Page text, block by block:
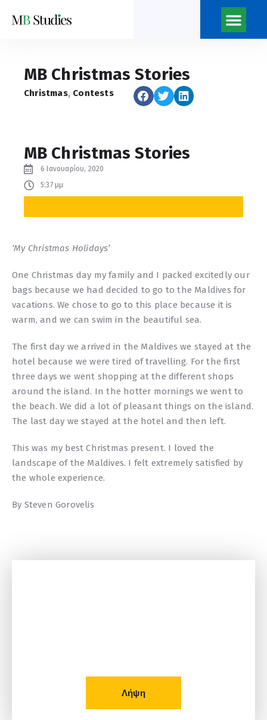
MB Christmas Stories
Christmas, Contests
MB Christmas Stories
6 Ιανουαρίου, 2020
5:37 μμ
‘My Christmas Holidays’
One Christmas day my family and I packed excitedly our
bags because we had decided to go to the Maldives for
vacations. We chose to go to this place because it is
warm, and we can swim in the beautiful sea.
The first day we arrived in the Maldives we stayed at the
hotel because we were tired of travelling. For the first
three days we went shopping at the different shops
around the island. In the hotter mornings we went to
the beach. We did a lot of pleasant things on the island.
The last day we stayed at the hotel and then left.
This was my best Christmas present. I loved the
landscape of the Maldives. I felt extremely satisfied by
the whole experience.
By Steven Gorovelis
Λήψη